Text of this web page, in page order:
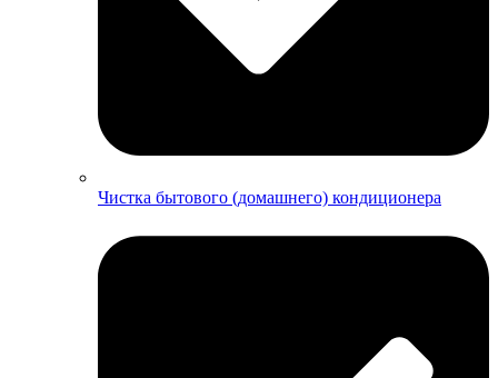
Чистка бытового (домашнего) кондиционера